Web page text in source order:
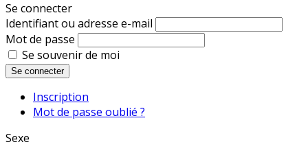
Se connecter
Identifiant ou adresse e-mail
Mot de passe
Se souvenir de moi
Se connecter
Inscription
Mot de passe oublié ?
Sexe